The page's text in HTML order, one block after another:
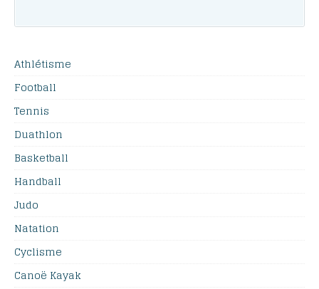
Athlétisme
Football
Tennis
Duathlon
Basketball
Handball
Judo
Natation
Cyclisme
Canoë Kayak